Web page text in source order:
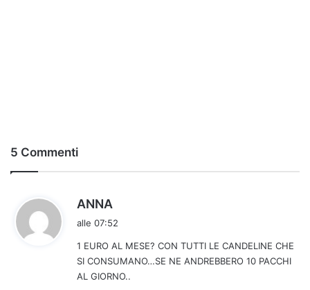
5 Commenti
ANNA
a
e
t
t
alle 07:52
1 EURO AL MESE? CON TUTTI LE CANDELINE CHE
SI CONSUMANO…SE NE ANDREBBERO 10 PACCHI
AL GIORNO..